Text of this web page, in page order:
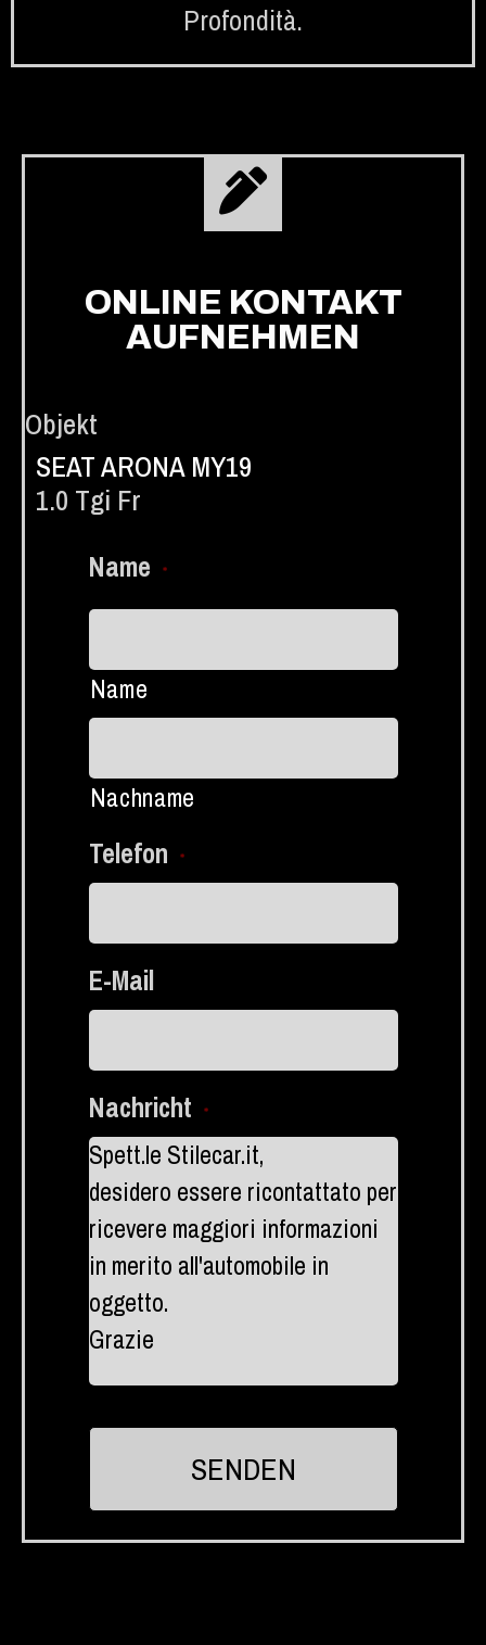
Profondità.
ONLINE KONTAKT
AUFNEHMEN
Objekt
SEAT ARONA MY19
1.0 Tgi Fr
Name *
Name
Nachname
Telefon *
E-Mail
Nachricht *